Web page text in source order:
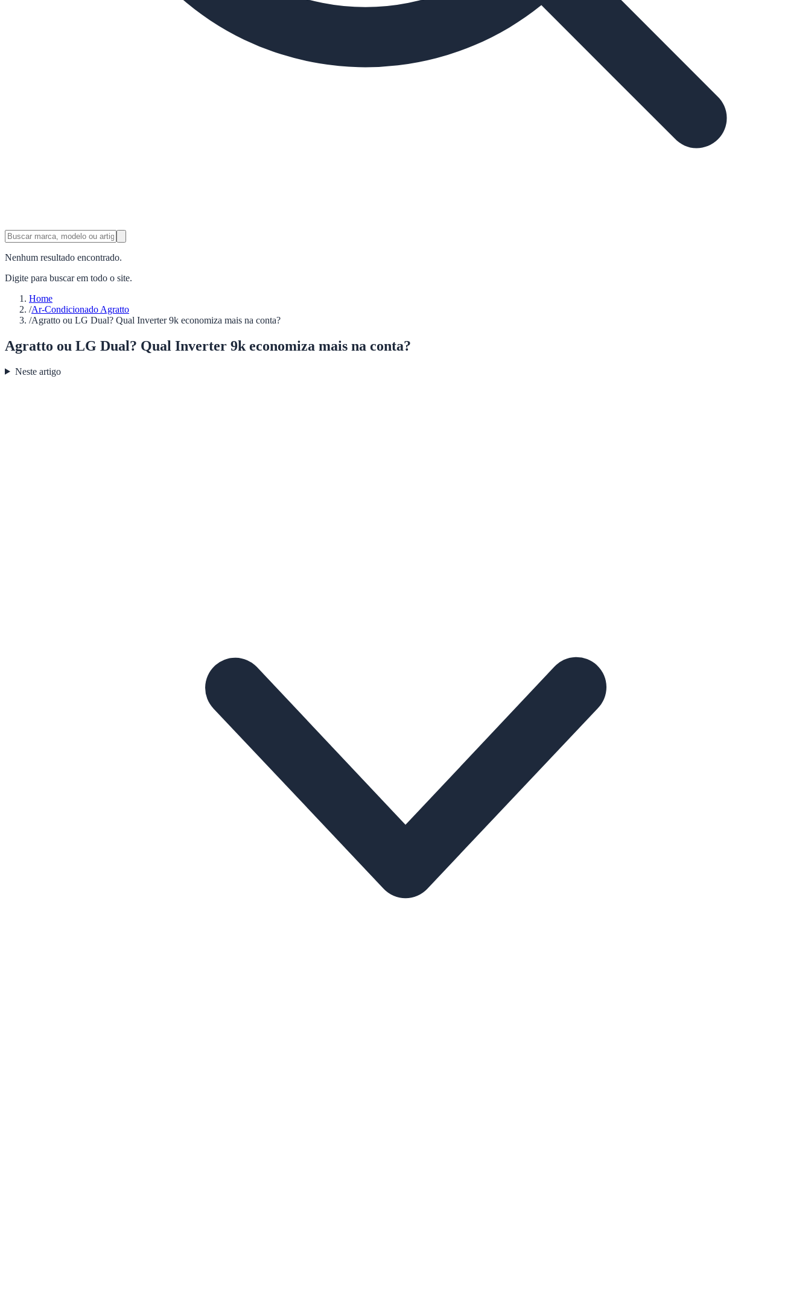
Nenhum resultado encontrado.
Digite para buscar em todo o site.
Home
/Ar-Condicionado Agratto
/Agratto ou LG Dual? Qual Inverter 9k economiza mais na conta?
Agratto ou LG Dual? Qual Inverter 9k economiza mais na conta?
Neste artigo